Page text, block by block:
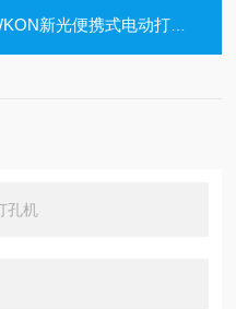
新光便携式电动打孔机